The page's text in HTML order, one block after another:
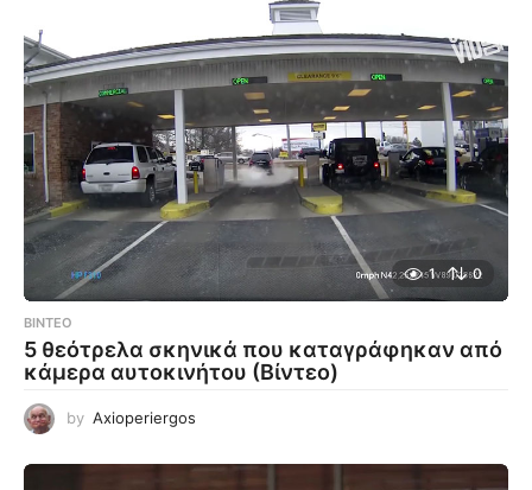
1 0
ΒΊΝΤΕΟ
5 θεότρελα σκηνικά που καταγράφηκαν από
κάμερα αυτοκινήτου (Βίντεο)
by Axioperiergos